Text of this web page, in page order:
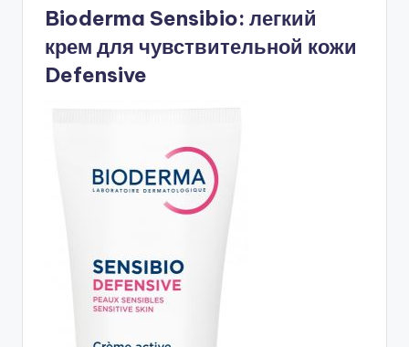
Bioderma Sensibio: легкий
крем для чувствительной кожи
Defensive